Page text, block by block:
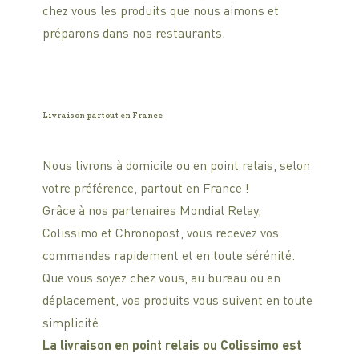
chez vous les produits que nous aimons et
préparons dans nos restaurants.
Livraison partout en France
Nous livrons à domicile ou en point relais, selon
votre préférence, partout en France !
Grâce à nos partenaires Mondial Relay,
Colissimo et Chronopost, vous recevez vos
commandes rapidement et en toute sérénité.
Que vous soyez chez vous, au bureau ou en
déplacement, vos produits vous suivent en toute
simplicité.
La livraison en point relais ou Colissimo est